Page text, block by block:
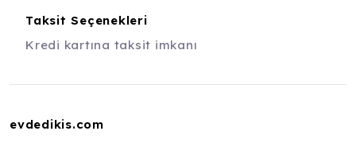
Taksit Seçenekleri
Kredi kartına taksit imkanı
evdedikis.com